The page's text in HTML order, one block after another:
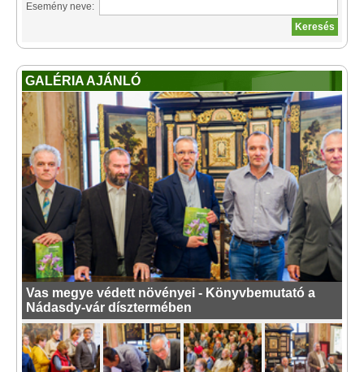
Esemény neve:
GALÉRIA AJÁNLÓ
Vas megye védett növényei - Könyvbemutató a
Nádasdy-vár dísztermében